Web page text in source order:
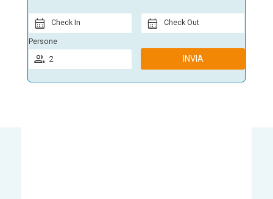
Check In Check Out
Persone
INVIA